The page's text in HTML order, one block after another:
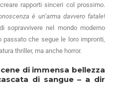
rapporti sinceri col prossimo.
è un’arma davvero fatale!
sopravvivere nel mondo moderno
che segue le loro impronti,
thriller, ma anche horror.
di immensa bellezza
di sangue – a dir